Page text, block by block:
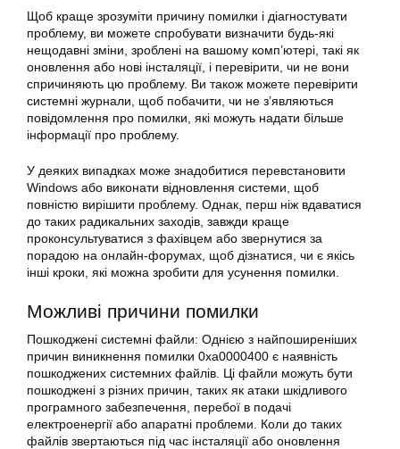
Щоб краще зрозуміти причину помилки і діагностувати
проблему, ви можете спробувати визначити будь-які
нещодавні зміни, зроблені на вашому комп’ютері, такі як
оновлення або нові інсталяції, і перевірити, чи не вони
спричиняють цю проблему. Ви також можете перевірити
системні журнали, щоб побачити, чи не з’являються
повідомлення про помилки, які можуть надати більше
інформації про проблему.
У деяких випадках може знадобитися перевстановити
Windows або виконати відновлення системи, щоб
повністю вирішити проблему. Однак, перш ніж вдаватися
до таких радикальних заходів, завжди краще
проконсультуватися з фахівцем або звернутися за
порадою на онлайн-форумах, щоб дізнатися, чи є якісь
інші кроки, які можна зробити для усунення помилки.
Можливі причини помилки
Пошкоджені системні файли: Однією з найпоширеніших
причин виникнення помилки 0xa0000400 є наявність
пошкоджених системних файлів. Ці файли можуть бути
пошкоджені з різних причин, таких як атаки шкідливого
програмного забезпечення, перебої в подачі
електроенергії або апаратні проблеми. Коли до таких
файлів звертаються під час інсталяції або оновлення